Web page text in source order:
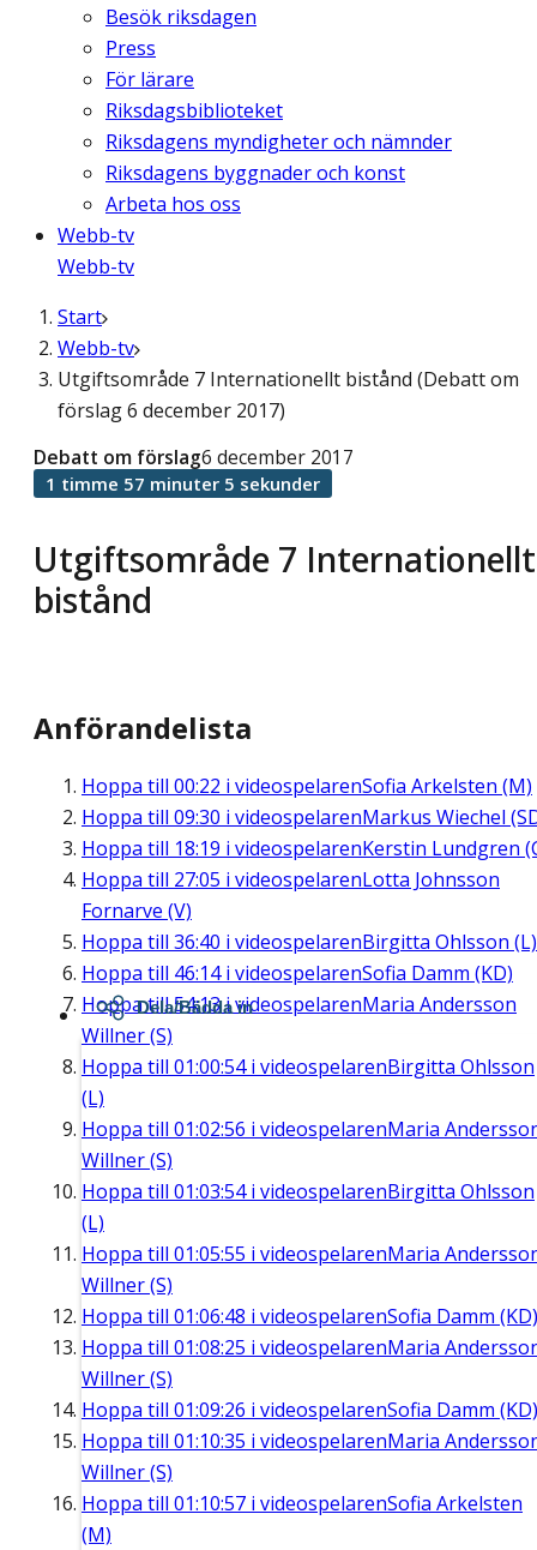
Besök riksdagen
Press
För lärare
Riksdagsbiblioteket
Riksdagens myndigheter och nämnder
Riksdagens byggnader och konst
Arbeta hos oss
Webb-tv
Webb-tv
Start
Webb-tv
Utgiftsområde 7 Internationellt bistånd (Debatt om
förslag 6 december 2017)
Utgiftsområde 7 Internationellt
bistånd
Debatt om förslag6 december 2017
1 timme 57 minuter 5 sekunder
Anförandelista
Hoppa till 00:22 i videospelarenSofia Arkelsten (M)
Hoppa till 09:30 i videospelarenMarkus Wiechel
Hoppa till 18:19 i videospelarenKerstin Lundgren
Hoppa till 27:05 i videospelarenLotta Johnsson
Fornarve (V)
Hoppa till 36:40 i videospelarenBirgitta Ohlsson (L)
Hoppa till 46:14i videospelarenSofia Damm (KD)
Hoppa till54:13i videospelarenMaria Andersson
Willner (S)
Hoppa till 01:00:54i videospelarenBirgitta Ohlsson
(L)
Hoppa till 01:02:56 i videospelarenMaria
Willner (S)
Hoppa till 01:03:54i videospelarenBirgitta Ohlsson
(L)
Hoppa till 01:05:55 i videospelarenMaria
Willner (S)
Hoppa till 01:06:48 i videospelarenSofia Damm (KD)
Hoppa till 01:08:25 i videospelarenMaria
Willner (S)
Hoppa till 01:09:26 i videospelarenSofia Damm (KD)
Hoppa till 01:10:35 i videospelarenMaria
Willner (S)
Hoppa till 01:10:57 i videospelarenSofia Arkelsten
(M)
Dela/Bädda in